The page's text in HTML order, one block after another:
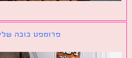
פרומפט בובה שלי